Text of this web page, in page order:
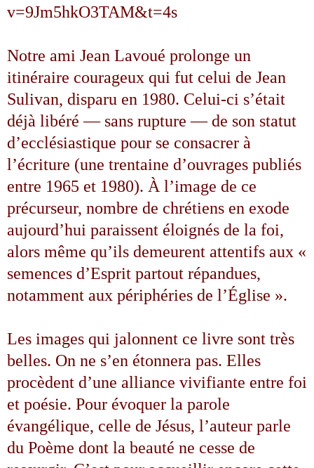
v=9Jm5hkO3TAM&t=4s
Notre ami Jean Lavoué prolonge un
itinéraire courageux qui fut celui de Jean
Sulivan, disparu en 1980. Celui-ci s’était
déjà libéré — sans rupture — de son statut
d’ecclésiastique pour se consacrer à
l’écriture (une trentaine d’ouvrages publiés
entre 1965 et 1980). À l’image de ce
précurseur, nombre de chrétiens en exode
aujourd’hui paraissent éloignés de la foi,
alors même qu’ils demeurent attentifs aux «
semences d’Esprit partout répandues,
notamment aux périphéries de l’Église ».
Les images qui jalonnent ce livre sont très
belles. On ne s’en étonnera pas. Elles
procèdent d’une alliance vivifiante entre foi
et poésie. Pour évoquer la parole
évangélique, celle de Jésus, l’auteur parle
du Poème dont la beauté ne cesse de